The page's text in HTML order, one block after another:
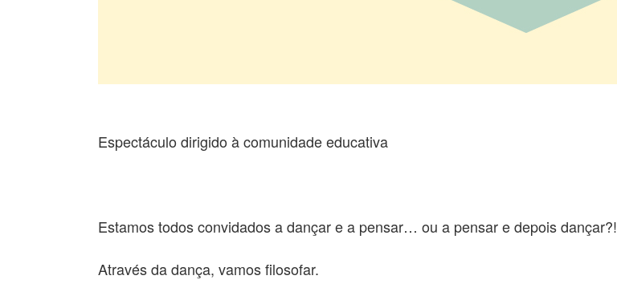
Espectáculo dirigido à comunidade educativa
Estamos todos convidados a dançar e a pensar… ou a pensar e depois dançar?!
Através da dança, vamos filosofar.